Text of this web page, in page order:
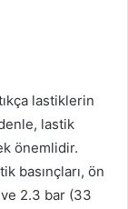
lastiklerin
lastik
önemlidir.
basınçları, ön
2.3 bar (33